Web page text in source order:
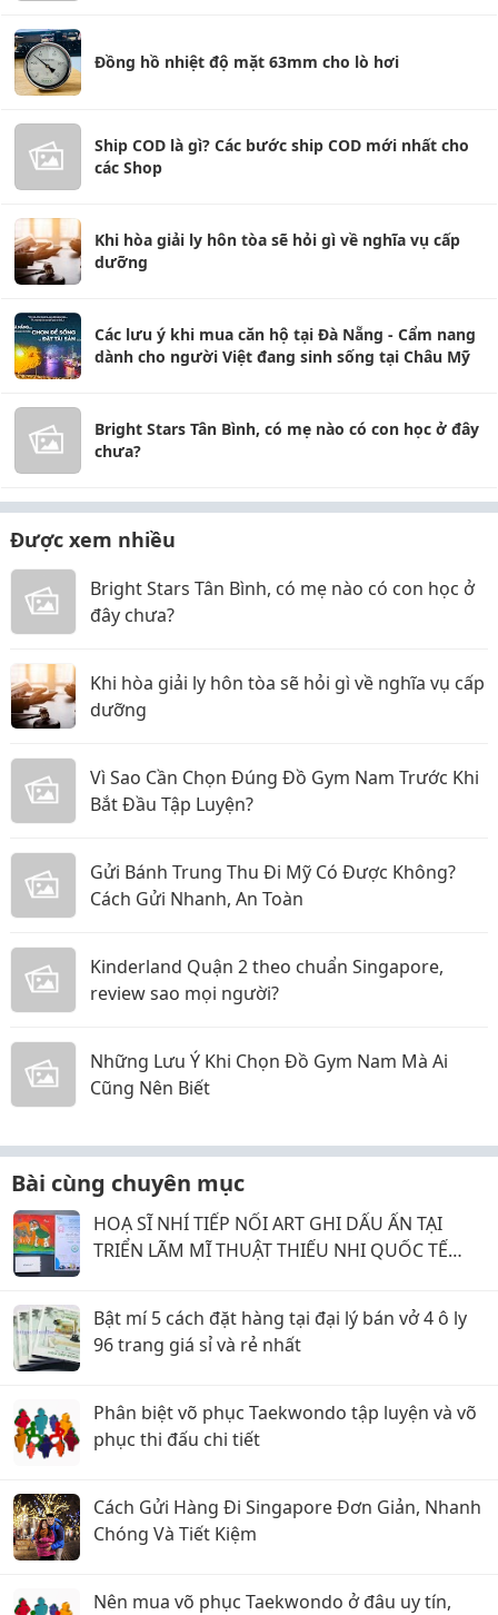
Đồng hồ nhiệt độ mặt 63mm cho lò hơi
Ship COD là gì? Các bước ship COD mới nhất cho
các Shop
Khi hòa giải ly hôn tòa sẽ hỏi gì về nghĩa vụ cấp
dưỡng
Các lưu ý khi mua căn hộ tại Đà Nẵng - Cẩm nang
dành cho người Việt đang sinh sống tại Châu Mỹ
Bright Stars Tân Bình, có mẹ nào có con học ở đây
chưa?
Được xem nhiều
Bright Stars Tân Bình, có mẹ nào có con học ở
đây chưa?
Khi hòa giải ly hôn tòa sẽ hỏi gì về nghĩa vụ cấp
dưỡng
Vì Sao Cần Chọn Đúng Đồ Gym Nam Trước Khi
Bắt Đầu Tập Luyện?
Gửi Bánh Trung Thu Đi Mỹ Có Được Không?
Cách Gửi Nhanh, An Toàn
Kinderland Quận 2 theo chuẩn Singapore,
review sao mọi người?
Những Lưu Ý Khi Chọn Đồ Gym Nam Mà Ai
Cũng Nên Biết
Bài cùng chuyên mục
HOẠ SĨ NHÍ TIẾP NỐI ART GHI DẤU ẤN TẠI
TRIỂN LÃM MĨ THUẬT THIẾU NHI QUỐC TẾ
Bật mí 5 cách đặt hàng tại đại lý bán vở 4 ô ly
96 trang giá sỉ và rẻ nhất
Phân biệt võ phục Taekwondo tập luyện và võ
phục thi đấu chi tiết
Cách Gửi Hàng Đi Singapore Đơn Giản, Nhanh
Chóng Và Tiết Kiệm
Nên mua võ phục Taekwondo ở đâu uy tín,